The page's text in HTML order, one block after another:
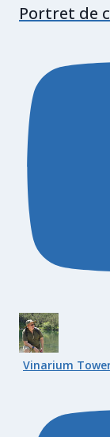
Portret de
Vinarium